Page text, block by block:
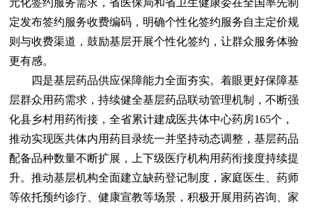
元化签约服务需求，省医保局和省卫生健康委在全国率先制
定发布签约服务收费编码，明确个性化签约服务自主定价规
则与收费渠道，鼓励基层开展个性化签约，让群众服务体验
更有感。
四是基层药品供应保障能力全面夯实。着眼更好保障基
层群众用药需求，持续健全基层药品联动管理机制，不断强
化县乡村用药衔接，全省累计建成医共体中心药房165个，
推动实现医共体内用药目录统一并坚持动态调整，基层药品
配备品种数量不断扩展，上下级医疗机构用药衔接度持续提
升。推动基层机构全面建立缺药登记制度，家庭医生、药师
等依托预约诊疗、健康宣教等场景，积极开展用药咨询、家